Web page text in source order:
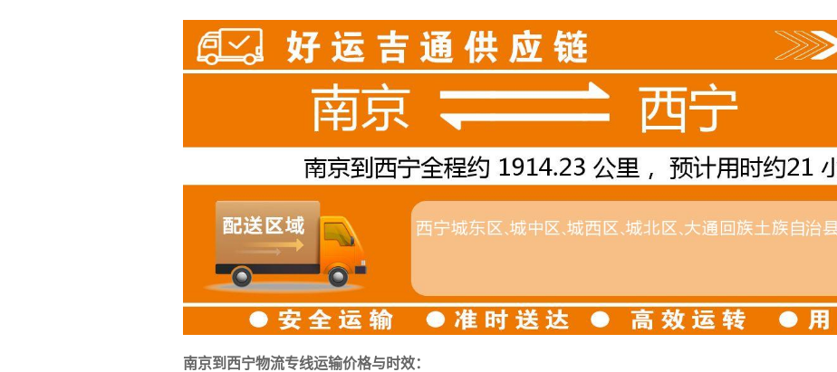
南京到西宁物流专线运输价格与时效：